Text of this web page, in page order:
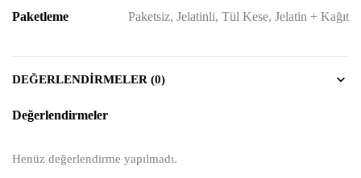
Paketleme Paketsiz, Jelatinli, Tül Kese, Jelatin + Kağıt
DEĞERLENDIRMELER (0)
Değerlendirmeler
Henüz değerlendirme yapılmadı.